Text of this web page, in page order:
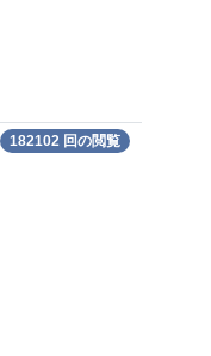
182102 回の閲覧